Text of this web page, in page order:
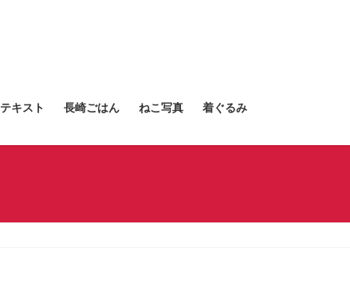
テキスト 長崎ごはん ねこ写真 着ぐるみ